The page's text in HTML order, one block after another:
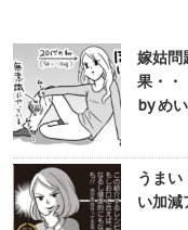
嫁姑問
果・・
by めい
うま
い加減